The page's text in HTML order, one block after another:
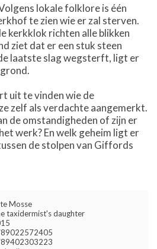
lokale folklore is één
te zien wie er zal sterven.
kerkklok richten alle blikken
ziet dat er een stuk steen
laatste slag wegsterft, ligt er
uit te vinden wie de
zelf als verdachte aangemerkt.
de omstandigheden of zijn er
werk? En welk geheim ligt er
de stolpen van Giffords
Mosse
taxidermist's daughter